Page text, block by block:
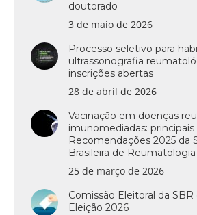
doutorado
3 de maio de 2026
Processo seletivo para
ultrassonografia
inscrições abertas
28 de abril de 2026
Vacinação em doenças
imunomediadas:
Recomendações 2025 da
Brasileira de Reumatologia
25 de março de 2026
Comissão Eleitoral da
Eleição 2026